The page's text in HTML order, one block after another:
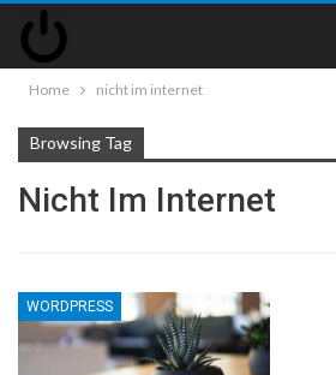
Home nicht im internet
Browsing Tag
Nicht Im Internet
WORDPRESS